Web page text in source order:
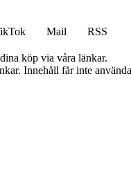
Mail
RSS
köp via våra länkar.
Innehåll får inte